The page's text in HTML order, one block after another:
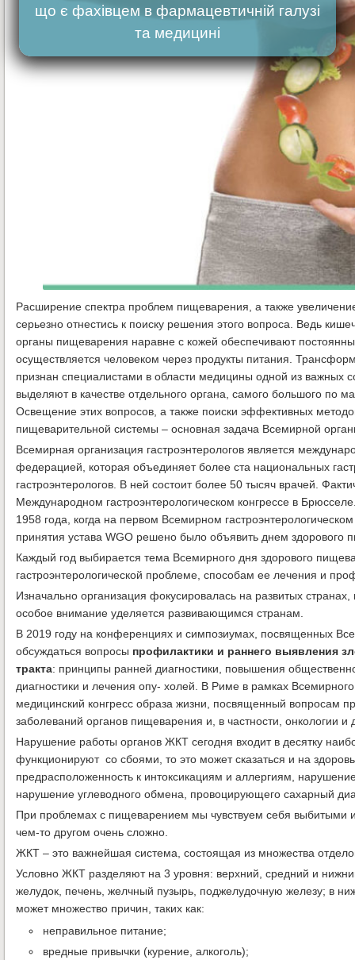
Расширение спектра проблем пищеварения, а также
серьезно отнестись к поиску решения этого вопроса. Ведь
органы пищеварения наравне с кожей обеспечивают
осуществляется человеком через продукты питания.
признан специалистами в области медицины одной из важных
выделяют в качестве отдельного органа, самого большого по
Освещение этих вопросов, а также поиски эффективных
пищеварительной системы – основная задача Всемирной
Всемирная организация гастроэнтерологов является
федерацией, которая объединяет более ста национальных
гастроэнтерологов. В ней состоит более 50 тысяч врачей.
Международном гастроэнтерологическом конгрессе в
1958 года, когда на первом Всемирном
принятия устава WGO решено было объявить днем здорового
Каждый год выбирается тема Всемирного дня здорового
гастроэнтерологической проблеме, способам ее лечения и
Изначально организация фокусировалась на развитых
особое внимание уделяется развивающимся странам.
В 2019 году на конференциях и симпозиумах, посвященных
обсуждаться вопросы профилактики и раннего выявления
тракта: принципы ранней диагностики, повышения
диагностики и лечения опу- холей. В Риме в рамках
медицинский конгресс образа жизни, посвященный вопросам
заболеваний органов пищеварения и, в частности, онкологии и
Нарушение работы органов ЖКТ сегодня входит в десятку
функционируют со сбоями, то это может сказаться и на
предрасположенность к интоксикациям и аллергиям,
нарушение углеводного обмена, провоцирующего сахарный
При проблемах с пищеварением мы чувствуем себя выбитыми
чем-то другом очень сложно.
ЖКТ – это важнейшая система, состоящая из множества
Условно ЖКТ разделяют на 3 уровня: верхний, средний и
желудок, печень, желчный пузырь, поджелудочную железу; в
может множество причин, таких как:
неправильное питание;
вредные привычки (курение, алкоголь);
що є фахівцем в фармацевтичній галузі
та медицині